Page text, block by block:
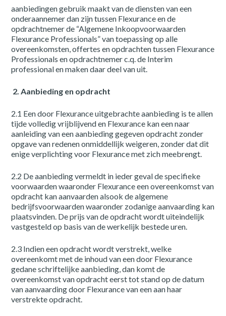
aanbiedingen gebruik maakt van de diensten van een
onderaannemer dan zijn tussen Flexurance en de
opdrachtnemer de “Algemene Inkoopvoorwaarden
Flexurance Professionals” van toepassing op alle
overeenkomsten, offertes en opdrachten tussen Flexurance
Professionals en opdrachtnemer c.q. de Interim
professional en maken daar deel van uit.
2. Aanbieding en opdracht
2.1 Een door Flexurance uitgebrachte aanbieding is te allen
tijde volledig vrijblijvend en Flexurance kan een naar
aanleiding van een aanbieding gegeven opdracht zonder
opgave van redenen onmiddellijk weigeren, zonder dat dit
enige verplichting voor Flexurance met zich meebrengt.
2.2 De aanbieding vermeldt in ieder geval de specifieke
voorwaarden waaronder Flexurance een overeenkomst van
opdracht kan aanvaarden alsook de algemene
bedrijfsvoorwaarden waaronder zodanige aanvaarding kan
plaatsvinden. De prijs van de opdracht wordt uiteindelijk
vastgesteld op basis van de werkelijk bestede uren.
2.3 Indien een opdracht wordt verstrekt, welke
overeenkomt met de inhoud van een door Flexurance
gedane schriftelijke aanbieding, dan komt de
overeenkomst van opdracht eerst tot stand op de datum
van aanvaarding door Flexurance van een aan haar
verstrekte opdracht.